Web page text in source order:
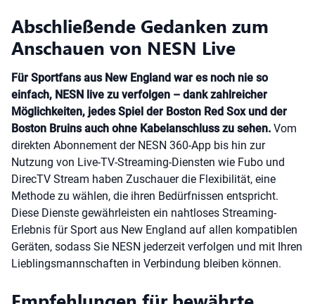
Abschließende Gedanken zum
Anschauen von NESN Live
Für Sportfans aus New England war es noch nie so
einfach, NESN live zu verfolgen – dank zahlreicher
Möglichkeiten, jedes Spiel der Boston Red Sox und der
Boston Bruins auch ohne Kabelanschluss zu sehen. Vom
direkten Abonnement der NESN 360-App bis hin zur
Nutzung von Live-TV-Streaming-Diensten wie Fubo und
DirecTV Stream haben Zuschauer die Flexibilität, eine
Methode zu wählen, die ihren Bedürfnissen entspricht.
Diese Dienste gewährleisten ein nahtloses Streaming-
Erlebnis für Sport aus New England auf allen kompatiblen
Geräten, sodass Sie NESN jederzeit verfolgen und mit Ihren
Lieblingsmannschaften in Verbindung bleiben können.